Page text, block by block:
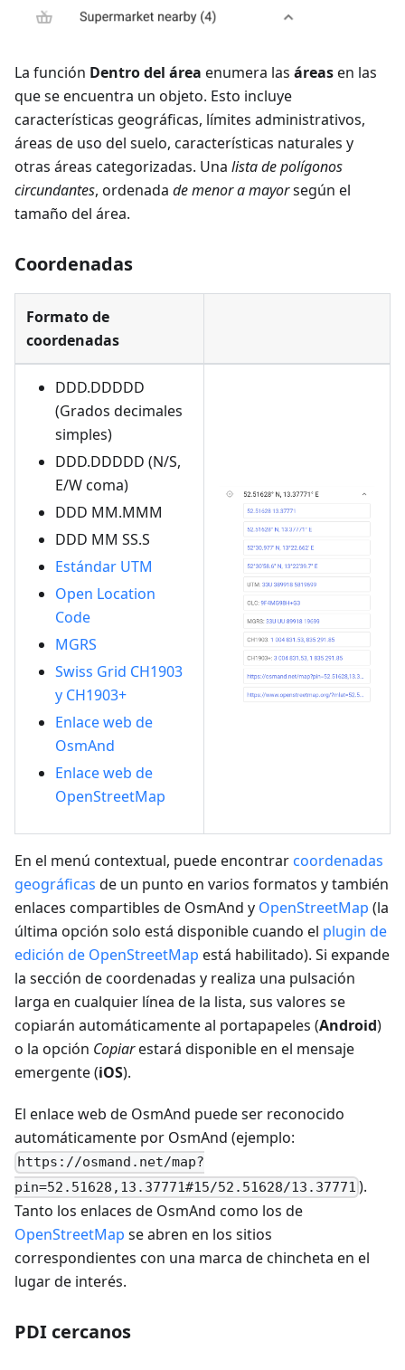
La función Dentro del área enumera las áreasen las
que se encuentra un objeto. Esto incluye
características geográficas, límites administrativos,
áreas de uso del suelo, características naturales y
otras áreas categorizadas. Una lista de polígonos
circundantes, ordenada de menor a mayorsegún el
tamaño del área.
Coordenadas
Formato de
coordenadas
DDD.DDDDD
(Grados decimales
simples)
DDD.DDDDD (N/S,
E/W coma)
DDD MM.MMM
DDD MM SS.S
Estándar UTM
Open Location
Code
MGRS
Swiss Grid CH1903
y CH1903+
Enlace web de
OsmAnd
Enlace web de
OpenStreetMap
En el menú contextual, puede encontrar coordenadas
geográficas de un punto en varios formatos y también
enlaces compartibles de OsmAnd y OpenStreetMap (la
última opción solo está disponible cuando el plugin de
edición de OpenStreetMap está habilitado). Si expande
la sección de coordenadas y realiza una pulsación
larga en cualquier línea de la lista, sus valores se
copiarán automáticamente al portapapeles (Android)
o la opción Copiarestará disponible en el mensaje
emergente (iOS).
El enlace web de OsmAnd puede ser reconocido
automáticamente por OsmAnd (ejemplo:
https://osmand.net/map?
pin=52.51628,13.37771#15/52.51628/13.37771 ).
Tanto los enlaces de OsmAnd como los de
OpenStreetMap se abren en los sitios
correspondientes con una marca de chincheta en el
lugar de interés.
PDI cercanos